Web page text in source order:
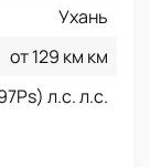
Ухань
от 129 км км
л.с. л.с.